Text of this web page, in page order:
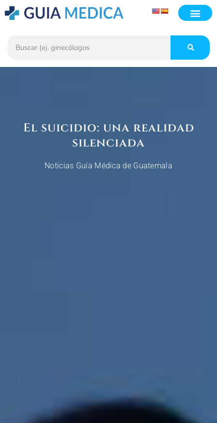
El suicidio: una realidad
silenciada
Noticias Guía Médica de Guatemala